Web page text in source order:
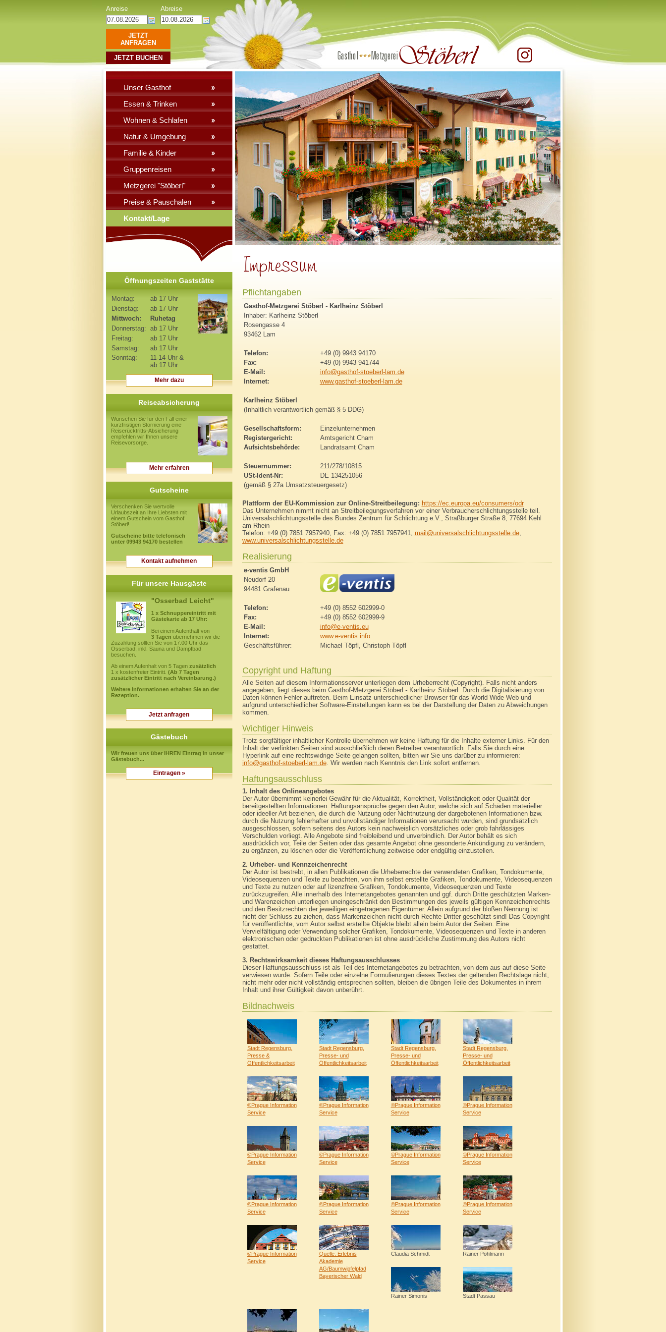
Öffnungszeiten Gaststätte
Montag:
ab 17 Uhr
Dienstag:
ab 17 Uhr
Mittwoch:
Ruhetag
Donnerstag: ab 17 Uhr
Freitag:
ab 17 Uhr
Samstag:
ab 17 Uhr
Sonntag:
11-14 Uhr &
ab 17 Uhr
Mehr dazu
Reiseabsicherung
Wünschen Sie für den Fall einer
kurzfristigen Stornierung eine
Reiserücktritts-Absicherung
empfehlen wir Ihnen unsere
Reisevorsorge.
Mehr erfahren
Gutscheine
Verschenken Sie wertvolle
Urlaubszeit an Ihre Liebsten mit
einem Gutschein vom Gasthof
Stöberl!
Gutscheine bitte telefonisch
unter 09943 94170 bestellen
Kontakt aufnehmen
Für unsere Hausgäste
"Osserbad Leicht"
1 x Schnuppereintritt mit
Gästekarte ab 17 Uhr:
Bei einem Aufenthalt von
3 Tagen übernehmen wir die
Zuzahlung sollten Sie von 17.00 Uhr das
Osserbad, inkl. Sauna und Dampfbad
besuchen.
Ab einem Aufenhalt von 5 Tagen zusätzlich
1 x kostenfreier Eintritt. (Ab 7 Tagen
zusätzlicher Eintritt nach Vereinbarung.)
Weitere Informationen erhalten Sie an der
Rezeption.
Jetzt anfragen
Gästebuch
Wir freuen uns über IHREN Eintrag in unser
Gästebuch...
Eintragen »
Pflichtangaben
Gasthof-Metzgerei Stöberl - Karlheinz Stöberl
Inhaber: Karlheinz Stöberl
Rosengasse 4
93462 Lam
Telefon:
+49 (0) 9943 94170
Fax:
+49 (0) 9943 941744
E-Mail:
info@gasthof-stoeberl-lam.de
Internet:
www.gasthof-stoeberl-lam.de
Karlheinz Stöberl
(Inhaltlich verantwortlich gemäß § 5 DDG)
Gesellschaftsform:
Einzelunternehmen
Registergericht:
Amtsgericht Cham
Aufsichtsbehörde:
Landratsamt Cham
Steuernummer:
211/278/10815
USt-Ident-Nr:
DE 134251056
(gemäß § 27a Umsatzsteuergesetz)
Plattform der EU-Kommission zur Online-Streitbeilegung: https://ec.europa.eu/consumers/odr
Das Unternehmen nimmt nicht an Streitbeilegungsverfahren vor einer Verbraucherschlichtungsstelle teil.
Universalschlichtungsstelle des Bundes Zentrum für Schlichtung e.V., Straßburger Straße 8, 77694 Kehl
am Rhein
Telefon: +49 (0) 7851 7957940, Fax: +49 (0) 7851 7957941, mail@universalschlichtungsstelle.de,
www.universalschlichtungsstelle.de
Realisierung
e-ventis GmbH
Neudorf 20
94481 Grafenau
Telefon:
+49 (0) 8552 602999-0
Fax:
+49 (0) 8552 602999-9
E-Mail:
info@e-ventis.eu
Internet:
www.e-ventis.info
Geschäftsführer:
Michael Töpfl, Christoph Töpfl
Copyright und Haftung
Alle Seiten auf diesem Informationsserver unterliegen dem Urheberrecht (Copyright). Falls nicht anders
angegeben, liegt dieses beim Gasthof-Metzgerei Stöberl - Karlheinz Stöberl. Durch die Digitalisierung von
Daten können Fehler auftreten. Beim Einsatz unterschiedlicher Browser für das World Wide Web und
aufgrund unterschiedlicher Software-Einstellungen kann es bei der Darstellung der Daten zu Abweichungen
kommen.
Wichtiger Hinweis
Trotz sorgfältiger inhaltlicher Kontrolle übernehmen wir keine Haftung für die Inhalte externer Links. Für den
Inhalt der verlinkten Seiten sind ausschließlich deren Betreiber verantwortlich. Falls Sie durch eine
Hyperlink auf eine rechtswidrige Seite gelangen sollten, bitten wir Sie uns darüber zu informieren:
info@gasthof-stoeberl-lam.de. Wir werden nach Kenntnis den Link sofort entfernen.
Haftungsausschluss
1. Inhalt des Onlineangebotes
Der Autor übernimmt keinerlei Gewähr für die Aktualität, Korrektheit, Vollständigkeit oder Qualität der
bereitgestellten Informationen. Haftungsansprüche gegen den Autor, welche sich auf Schäden materieller
oder ideeller Art beziehen, die durch die Nutzung oder Nichtnutzung der dargebotenen Informationen bzw.
durch die Nutzung fehlerhafter und unvollständiger Informationen verursacht wurden, sind grundsätzlich
ausgeschlossen, sofern seitens des Autors kein nachweislich vorsätzliches oder grob fahrlässiges
Verschulden vorliegt. Alle Angebote sind freibleibend und unverbindlich. Der Autor behält es sich
ausdrücklich vor, Teile der Seiten oder das gesamte Angebot ohne gesonderte Ankündigung zu verändern,
zu ergänzen, zu löschen oder die Veröffentlichung zeitweise oder endgültig einzustellen.
2. Urheber- und Kennzeichenrecht
Der Autor ist bestrebt, in allen Publikationen die Urheberrechte der verwendeten Grafiken, Tondokumente,
Videosequenzen und Texte zu beachten, von ihm selbst erstellte Grafiken, Tondokumente, Videosequenzen
und Texte zu nutzen oder auf lizenzfreie Grafiken, Tondokumente, Videosequenzen und Texte
zurückzugreifen. Alle innerhalb des Internetangebotes genannten und ggf. durch Dritte geschützten Marken-
und Warenzeichen unterliegen uneingeschränkt den Bestimmungen des jeweils gültigen Kennzeichenrechts
und den Besitzrechten der jeweiligen eingetragenen Eigentümer. Allein aufgrund der bloßen Nennung ist
nicht der Schluss zu ziehen, dass Markenzeichen nicht durch Rechte Dritter geschützt sind! Das Copyright
für veröffentlichte, vom Autor selbst erstellte Objekte bleibt allein beim Autor der Seiten. Eine
Vervielfältigung oder Verwendung solcher Grafiken, Tondokumente, Videosequenzen und Texte in anderen
elektronischen oder gedruckten Publikationen ist ohne ausdrückliche Zustimmung des Autors nicht
gestattet.
3. Rechtswirksamkeit dieses Haftungsausschlusses
Dieser Haftungsausschluss ist als Teil des Internetangebotes zu betrachten, von dem aus auf diese Seite
verwiesen wurde. Sofern Teile oder einzelne Formulierungen dieses Textes der geltenden Rechtslage nicht,
nicht mehr oder nicht vollständig entsprechen sollten, bleiben die übrigen Teile des Dokumentes in ihrem
Inhalt und ihrer Gültigkeit davon unberührt.
Bildnachweis
Stadt Regensburg,
Presse &
Öffentlichkeitsarbeit
Stadt Regensburg,
Presse- und
Öffentlichkeitsarbeit
Stadt Regensburg,
Presse- und
Öffentlichkeitsarbeit
Stadt Regensburg,
Presse- und
Öffentlichkeitsarbeit
©Prague Information
Service
©Prague Information
Service
©Prague Information
Service
©Prague Information
Service
©Prague Information
Service
©Prague Information
Service
©Prague Information
Service
©Prague Information
Service
©Prague Information
Service
©Prague Information
Service
©Prague Information
Service
©Prague Information
Service
©Prague Information
Service
Quelle: Erlebnis
Akademie
AG/Baumwipfelpfad
Bayerischer Wald
Claudia Schmidt Rainer Pöhlmann
Rainer Simonis Stadt Passau
Unser Gasthof
Essen & Trinken
Wohnen & Schlafen
Natur & Umgebung
Familie & Kinder
Gruppenreisen
Metzgerei "Stöberl"
Preise & Pauschalen
Kontakt/Lage
Anreise Abreise
JETZT
ANFRAGEN
JETZT BUCHEN